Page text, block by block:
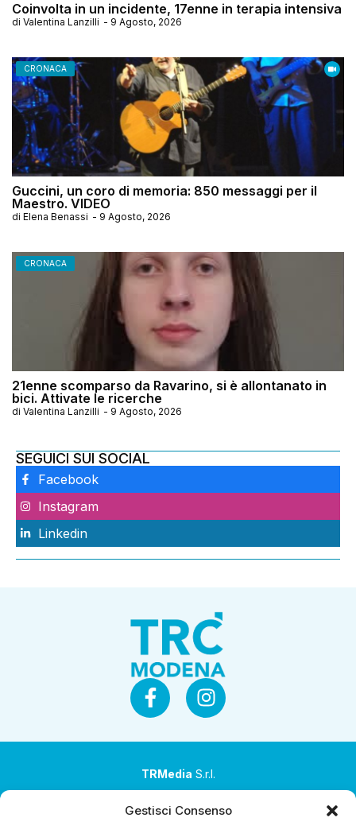
Gestisci Consenso
Coinvolta in un incidente, 17enne in terapia intensiva
di Valentina Lanzilli - 9 Agosto, 2026
CRONACA
Guccini, un coro di memoria: 850 messaggi per il
Maestro. VIDEO
di Elena Benassi - 9 Agosto, 2026
CRONACA
21enne scomparso da Ravarino, si è allontanato in
bici. Attivate le ricerche
di Valentina Lanzilli - 9 Agosto, 2026
SEGUICI SUI SOCIAL
Facebook
Instagram
Linkedin
TRMedia S.r.l.